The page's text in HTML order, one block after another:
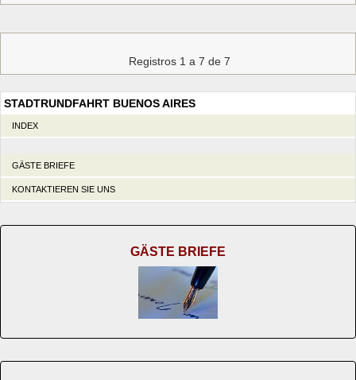
Registros 1 a 7 de 7
STADTRUNDFAHRT BUENOS AIRES
INDEX
GÄSTE BRIEFE
KONTAKTIEREN SIE UNS
GÄSTE BRIEFE